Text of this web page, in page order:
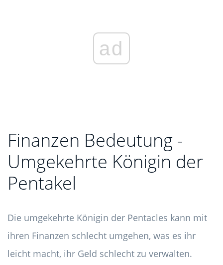
ad
Finanzen Bedeutung -
Umgekehrte Königin der
Pentakel
Die umgekehrte Königin der Pentacles kann mit
ihren Finanzen schlecht umgehen, was es ihr
leicht macht, ihr Geld schlecht zu verwalten.